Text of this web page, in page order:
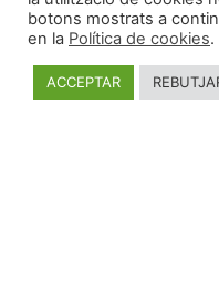
botons mostrats a
en la Política de cookies.
ACCEPTAR